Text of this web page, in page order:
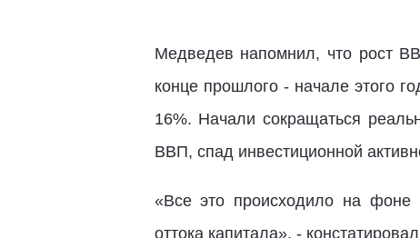
Медведев напомнил, что рост
конце прошлого - начале этого
16%. Начали сокращаться
ВВП, спад инвестиционной
«Все это происходило на фоне
оттока капитала», -